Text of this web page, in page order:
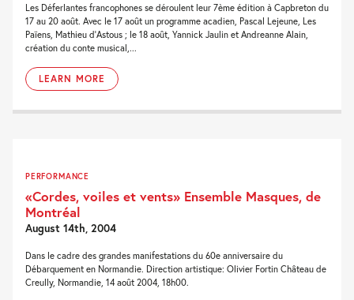
Les Déferlantes francophones se déroulent leur 7ème édition à Capbreton du
17 au 20 août. Avec le 17 août un programme acadien, Pascal Lejeune, Les
Païens, Mathieu d’Astous ; le 18 août, Yannick Jaulin et Andreanne Alain,
création du conte musical,...
LEARN MORE
PERFORMANCE
«Cordes, voiles et vents» Ensemble Masques, de
Montréal
August 14th, 2004
Dans le cadre des grandes manifestations du 60e anniversaire du
Débarquement en Normandie. Direction artistique: Olivier Fortin Château de
Creully, Normandie, 14 août 2004, 18h00.